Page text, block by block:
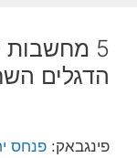
5
הדגלים
פינגבאק: פנחס